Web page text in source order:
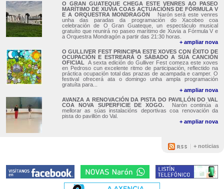
O GRAN GUATEQUE CHEGA ESTE VENRES AO PASEO
MARÍTIMO DE XUVIA COAS ACTUACIÓNS DE FÓRMULA V
E A ORQUESTRA MONDRAGÓN
Narón será este venres
unha das paradas da programación do Xacobeo coa
celebración de O Gran Guateque, un espectáculo musical
gratuíto que reunirá no paseo marítimo de Xuvia a Fórmula V e
a Orquestra Mondragón a partir das 21:30 horas.
+ ampliar nova
O GULLIVER FEST PRINCIPIA ESTE XOVES CON ÉXITO DE
OCUPACIÓN E ESTREARÁ O SÁBADO A SÚA CANCIÓN
OFICIAL A sexta edición do Gulliver Fest comeza este xoves
en Pedroso cun excelente ritmo de participación, reflectido na
práctica ocupación total das prazas de acampada e camper. O
festival ofrecerá ata o domingo unha ampla programación
gratuíta para...
+ ampliar nova
AVANZA A RENOVACIÓN DA PISTA DO PAVILLÓN DO VAL
COA NOVA SUPERFICIE DE XOGO. Narón continúa a
mellorar as súas instalacións deportivas coa renovación da
pista do pavillón do Val.
+ ampliar nova
+ noticias